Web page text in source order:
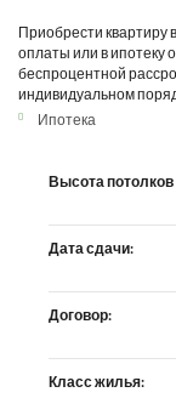
Приобрести квартиру
оплаты или в ипотеку
беспроцентной
индивидуальном
Ипотека
Высота потолков
Дата сдачи:
Договор:
Класс жилья: